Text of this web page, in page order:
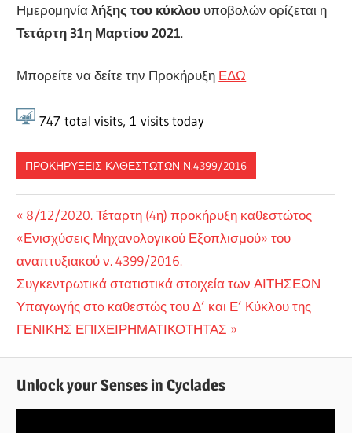
Ημερομηνίαλήξης του κύκλου υποβολών ορίζεται η
Τετάρτη 31η Μαρτίου 2021.
Μπορείτε να δείτε την Προκήρυξη ΕΔΩ
747 total visits, 1 visits today
ΠΡΟΚΗΡΎΞΕΙΣ ΚΑΘΕΣΤΏΤΩΝ Ν.4399/2016
Πλοήγηση
άρθρων
Previous
Post:
8/12/2020. Τέταρτη (4η) προκήρυξη καθεστώτος
«Ενισχύσεις Μηχανολογικού Εξοπλισμού» του
αναπτυξιακού ν. 4399/2016.
Next
Post:
Συγκεντρωτικά στατιστικά στοιχεία των ΑΙΤΗΣΕΩΝ
Υπαγωγής στo καθεστώς του Δ’ και Ε’ Κύκλου της
ΓΕΝΙΚΗΣ ΕΠΙΧΕΙΡΗΜΑΤΙΚΟΤΗΤΑΣ
Unlock your Senses in Cyclades